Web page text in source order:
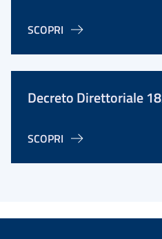
SCOPRI
Decreto Direttoriale
SCOPRI